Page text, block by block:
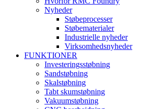
Nyheder
Støbeprocesser
Støbematerialer
Industrielle nyheder
Virksomhedsnyheder
FUNKTIONER
Investeringsstøbning
Sandstøbning
Skalstøbning
Tabt skumstøbning
Vakuumstøbning